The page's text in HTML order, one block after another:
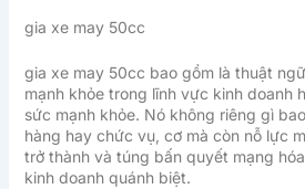
gia xe may 50cc
gia xe may 50cc bao gồm là thuật
mạnh khỏe trong lĩnh vực kinh doanh
sức mạnh khỏe. Nó không riêng gì
hàng hay chức vụ, cơ mà còn nỗ lực
trở thành và túng bấn quyết mạng
kinh doanh quánh biệt.